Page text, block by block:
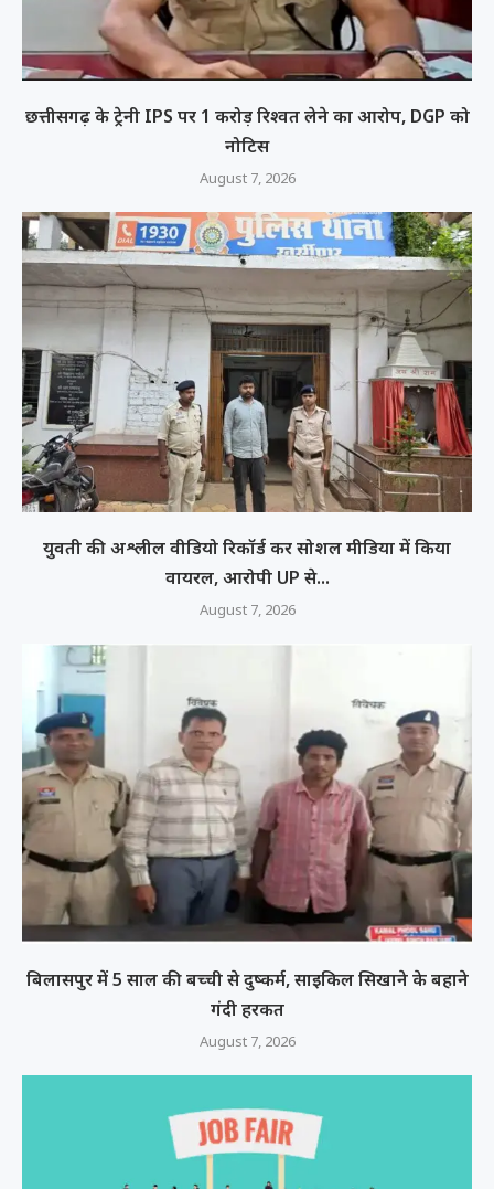
छत्तीसगढ़ के ट्रेनी IPS पर 1 करोड़ रिश्वत लेने का आरोप, DGP को
नोटिस
August 7, 2026
युवती की अश्लील वीडियो रिकॉर्ड कर सोशल मीडिया में किया
वायरल, आरोपी UP से...
August 7, 2026
बिलासपुर में 5 साल की बच्ची से दुष्कर्म, साइकिल सिखाने के बहाने
गंदी हरकत
August 7, 2026